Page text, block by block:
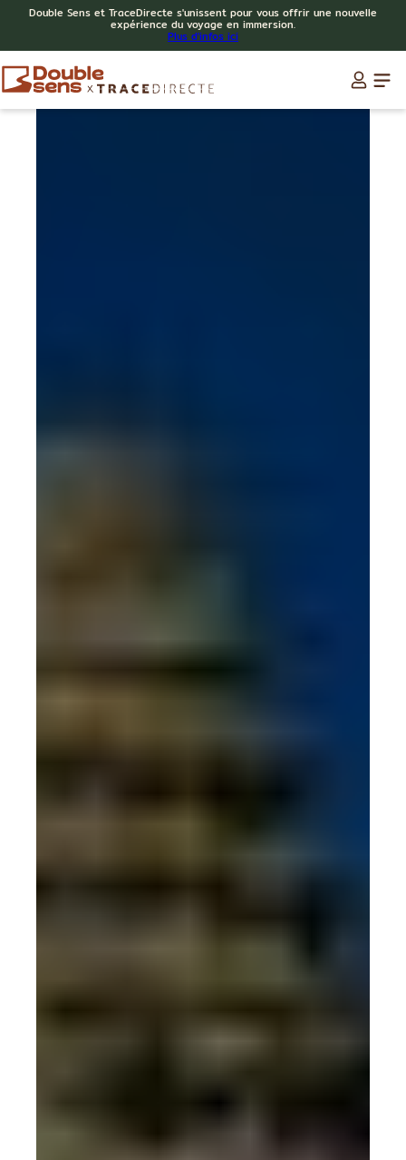
Double Sens et TraceDirecte s'unissent pour vous offrir une nouvelle
expérience du voyage en immersion.
Plus d'infos ici